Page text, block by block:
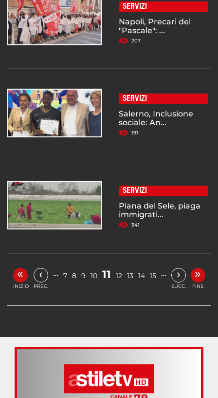
SERVIZI
Napoli, Precari del
"Pascale": ...
207
SERVIZI
Salerno, Inclusione
sociale: An...
191
SERVIZI
Piana del Sele, piaga
immigrati...
341
«
INIZIO
‹
PREC.
… 7 8 9 10 11 12 13 14 15 … ›
SUCC.
»
FINE